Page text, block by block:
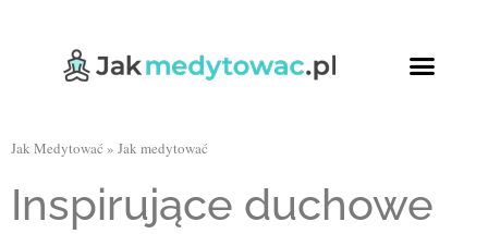
Jak Medytować » Jak medytować
Inspirujące duchowe